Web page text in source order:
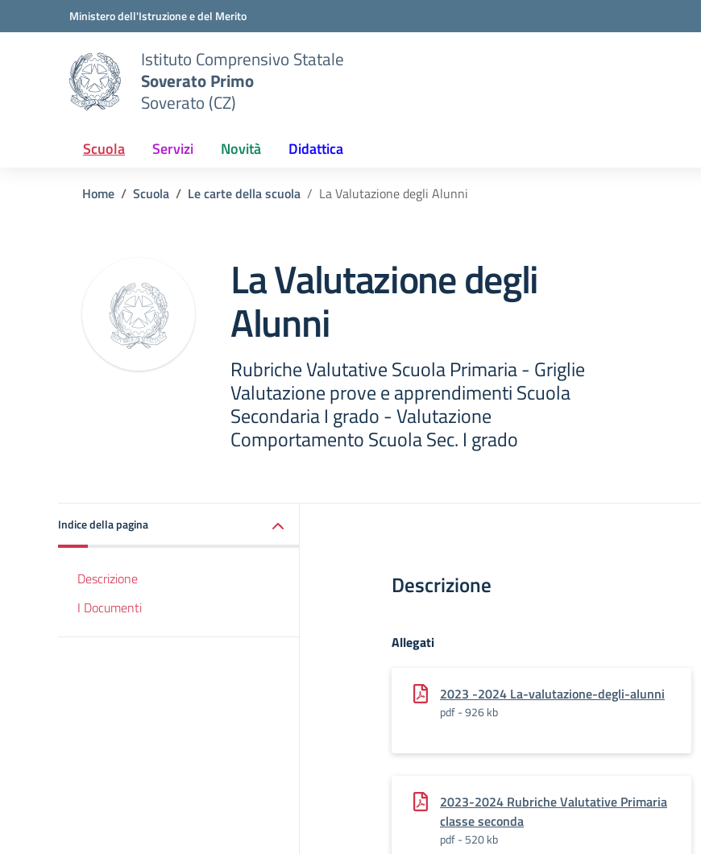
Vai ai contenuti
Vai al menu di navigazioneMinistero dell'Istruzione e del Merito
Istituto Comprensivo Statale
Soverato Primo
Soverato (CZ)
Scuola Servizi Novità Didattica
Home Scuola Le carte della scuola La Valutazione degli Alunni
La Valutazione degli
Alunni
Rubriche Valutative Scuola Primaria - Griglie
Valutazione prove e apprendimenti Scuola
Secondaria I grado - Valutazione
Comportamento Scuola Sec. I grado
Indice della pagina
Descrizione
I Documenti
Descrizione
Allegati
2023 -2024 La-valutazione-degli-alunni
pdf - 926 kb
2023-2024 Rubriche Valutative Primaria
classe seconda
pdf - 520 kb